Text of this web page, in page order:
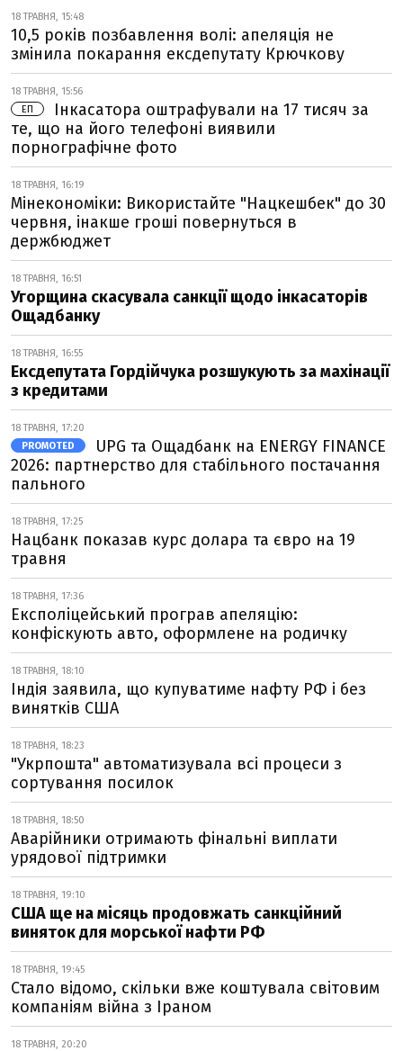
18 ТРАВНЯ, 15:48
10,5 років позбавлення волі: апеляція не
змінила покарання ексдепутату Крючкову
18 ТРАВНЯ, 15:56
ЕП
Інкасатора оштрафували на 17 тисяч за
те, що на його телефоні виявили
порнографічне фото
18 ТРАВНЯ, 16:19
Мінекономіки: Використайте "Нацкешбек" до 30
червня, інакше гроші повернуться в
держбюджет
18 ТРАВНЯ, 16:51
Угорщина скасувала санкції щодо інкасаторів
Ощадбанку
18 ТРАВНЯ, 16:55
Ексдепутата Гордійчука розшукують за махінації
з кредитами
18 ТРАВНЯ, 17:20
PROMOTED
UPG та Ощадбанк на ENERGY FINANCE
2026: партнерство для стабільного постачання
пального
18 ТРАВНЯ, 17:25
Нацбанк показав курс долара та євро на 19
травня
18 ТРАВНЯ, 17:36
Експоліцейський програв апеляцію:
конфіскують авто, оформлене на родичку
18 ТРАВНЯ, 18:10
Індія заявила, що купуватиме нафту РФ і без
винятків США
18 ТРАВНЯ, 18:23
"Укрпошта" автоматизувала всі процеси з
сортування посилок
18 ТРАВНЯ, 18:50
Аварійники отримають фінальні виплати
урядової підтримки
18 ТРАВНЯ, 19:10
США ще на місяць продовжать санкційний
виняток для морської нафти РФ
18 ТРАВНЯ, 19:45
Стало відомо, скільки вже коштувала світовим
компаніям війна з Іраном
18 ТРАВНЯ, 20:20